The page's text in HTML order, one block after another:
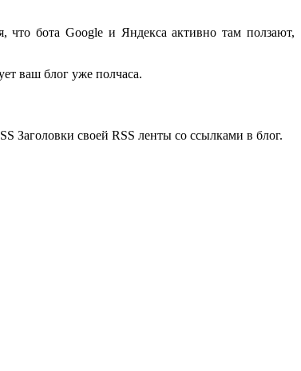
что бота Google и Яндекса активно там ползают,
ваш блог уже полчаса.
Заголовки своей RSS ленты со ссылками в блог.